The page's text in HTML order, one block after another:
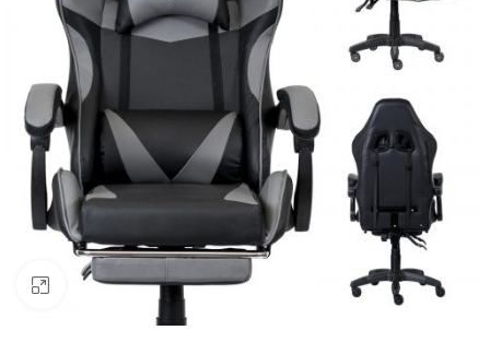
Натисніть, щоб збільшити